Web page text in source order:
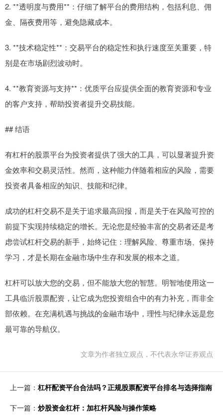
2. **透明度与费用**：仔细了解平台的费用结构，包括利息、佣
金、隔夜费用等，避免隐藏成本。
3. **技术稳定性**：交易平台的稳定性和执行速度至关重要，特
别是在市场剧烈波动时。
4. **教育资源与支持**：优质平台应提供全面的教育资源和专业
的客户支持，帮助投资者提升交易技能。
## 结语
有杠杆的股票平台为投资者提供了强大的工具，可以显著提升资
金效率和交易灵活性。然而，这种能力伴随着相应的风险，需要
投资者具备相应的知识、技能和纪律。
成功的杠杆交易不是关于追求最高回报，而是关于在风险可控的
前提下实现持续稳定的增长。无论您是经验丰富的交易者还是考
虑尝试杠杆交易的新手，始终记住：理解风险、尊重市场、保持
学习，才是长期在金融市场中生存和发展的根本之道。
杠杆可以放大您的交易，但不能放大您的智慧。明智地使用这一
工具临沂股票配资，让它成为您投资组合中的有力补充，而非全
部依赖。在充满机遇与挑战的金融市场中，理性与纪律永远是您
最可靠的导航仪。
文章为作者独立观点，不代表永华证券观点
上一篇： 杠杆配资平台合法吗？正规股票配资平台排名与选择指南
下一篇： 炒股资金杠杆：加杠杆风险与操作策略